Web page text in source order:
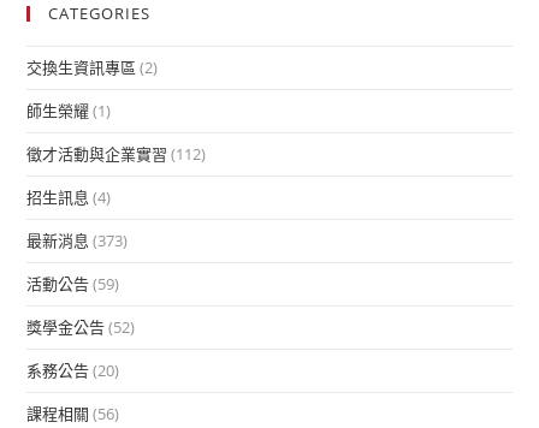
CATEGORIES
交換生資訊專區 (2)
師生榮耀(1)
徵才活動與企業實習 (112)
招生訊息 (4)
最新消息 (373)
活動公告(59)
獎學金公告(52)
系務公告(20)
課程相關 (56)